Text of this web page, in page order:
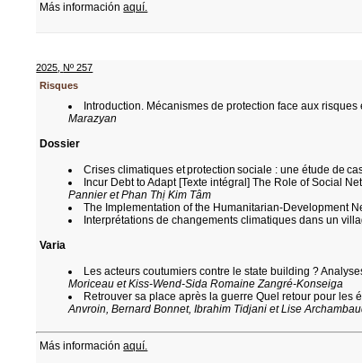
Más informaciónaquí.
2025 ,Nº 257
Risques
Introduction. Mécanismes de protection face aux
Marazyan
Dossier
Crises climatiques et protection sociale : une étude de
Incur Debt to Adapt [Texte intégral] The Role of Social
Pannier et Phan Thị Kim Tâm
The Implementation of the Humanitarian-Development
Interprétations de changements climatiques dans un
Varia
Les acteurs coutumiers contre le state building ?
Moriceau et Kiss-Wend-Sida Romaine Zangré-Konseiga
Retrouver sa place après la guerre Quel retour pour
Anvroin, Bernard Bonnet, Ibrahim Tidjani et Lise
Más informaciónaquí.